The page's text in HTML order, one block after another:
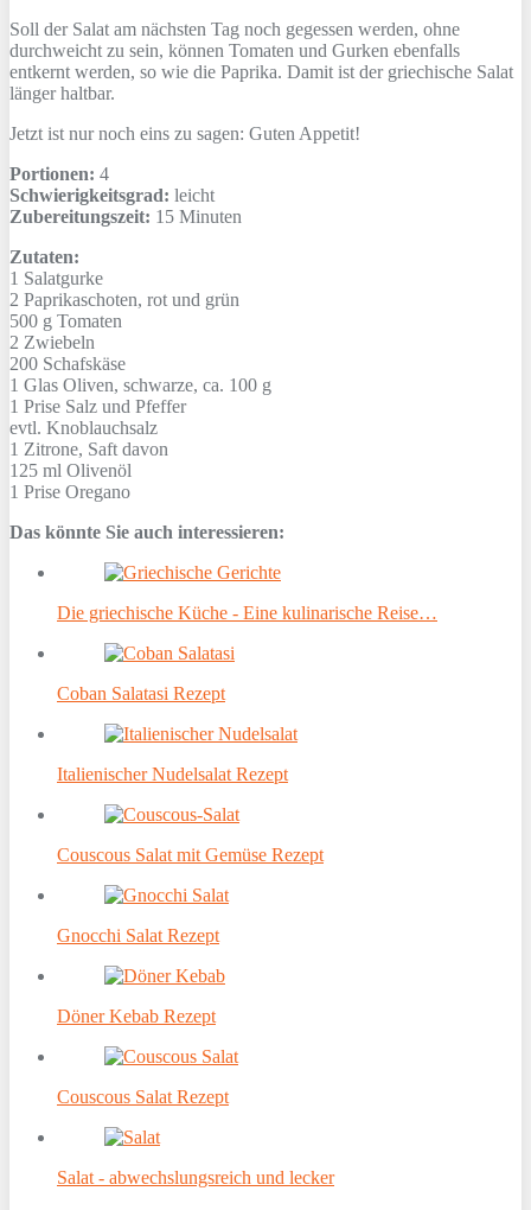
Soll der Salat am nächsten Tag noch gegessen werden, ohne
durchweicht zu sein, können Tomaten und Gurken ebenfalls
entkernt werden, so wie die Paprika. Damit ist der griechische Salat
länger haltbar.
Jetzt ist nur noch eins zu sagen: Guten Appetit!
Portionen: 4
Schwierigkeitsgrad: leicht
Zubereitungszeit: 15 Minuten
Zutaten:
1 Salatgurke
2 Paprikaschoten, rot und grün
500 g Tomaten
2 Zwiebeln
200 Schafskäse
1 Glas Oliven, schwarze, ca. 100 g
1 Prise Salz und Pfeffer
evtl. Knoblauchsalz
1 Zitrone, Saft davon
125 ml Olivenöl
1 Prise Oregano
Das könnte Sie auch interessieren:
Die griechische Küche - Eine kulinarische Reise…
Coban Salatasi Rezept
Italienischer Nudelsalat Rezept
Couscous Salat mit Gemüse Rezept
Gnocchi Salat Rezept
Döner Kebab Rezept
Couscous Salat Rezept
Salat - abwechslungsreich und lecker